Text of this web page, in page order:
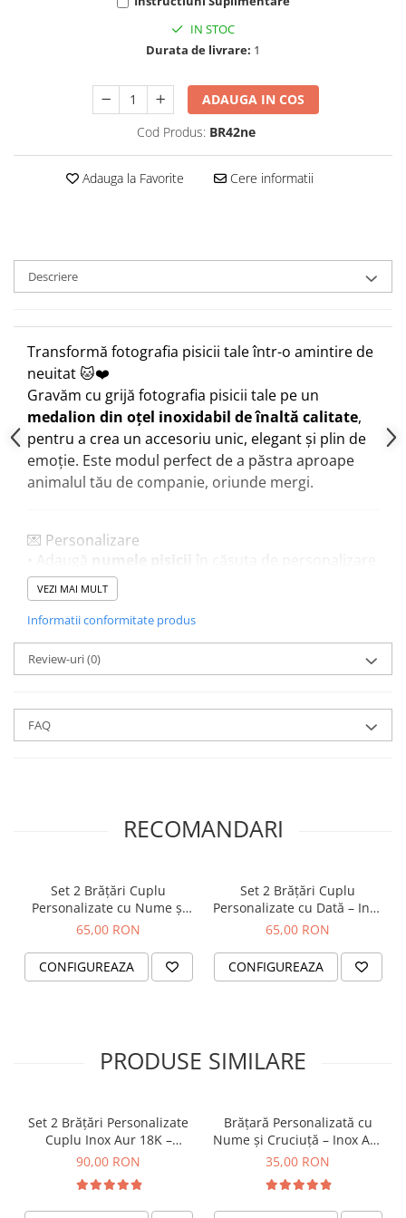
IN STOC
Durata de livrare: 1
ADAUGA IN COS
Cod Produs: BR42ne
Adauga la Favorite Cere informatii
Descriere
Transformă fotografia pisicii tale într-o amintire de
neuitat 🐱❤️
Gravăm cu grijă fotografia pisicii tale pe un
medalion din oțel inoxidabil de înaltă calitate,
pentru a crea un accesoriu unic, elegant și plin de
emoție. Este modul perfect de a păstra aproape
animalul tău de companie, oriunde mergi.
💌 Personalizare
• Adaugă
numele pisicii în căsuța de personalizare
• Trimitefotografia pisicii
plasarea comenzii
📸 Ghid pentru fotografie
Pentru cele mai bune rezultate de gravare:
• Evită imaginile foarte luminoase sau cu prea mult
alb
pisica, pentru un aspect curat și elegant.
🐾 Detalii produs
• Material:oțel inoxidabil (inox)
• Rezistent la apă, nu ruginește, nu se decolorează
• Diametru: aproximativ 28 mm
• Gravură laser de precizie, permanentă și detaliată
🎁 Cadoul perfect pentru
• Cadou personalizat cu emoție
• Amintire pentru un animal drag
• Cadou aniversar sau de suflet
VEZI MAI MULT
Informatii conformitate produs
Review-uri(0)
FAQ
RECOMANDARI
Set 2 Brățări Cuplu
Personalizate cu Nume și
Dată – Inox Waterproof
65,00 RON
CONFIGUREAZA
Set 2 Brățări Cuplu
Personalizate cu Dată – Inox
Waterproof
65,00 RON
CONFIGUREAZA
PRODUSE SIMILARE
Set 2 Brățări Personalizate
Cuplu Inox Aur 18K –
Waterproof
90,00 RON
Brățară Personalizată cu
Nume și Cruciuță – Inox Aur
IP
35,00 RON